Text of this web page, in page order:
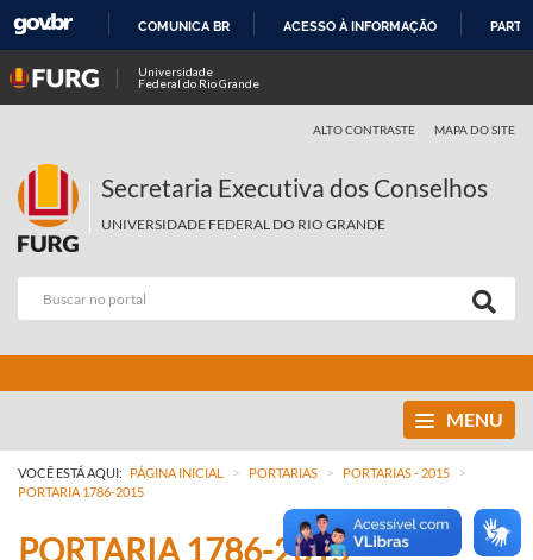
COMUNICA BR ACESSO À INFORMAÇÃO
Universidade
Federal do Rio Grande
ALTO CONTRASTE MAPA DO SITE
Secretaria Executiva dos Conselhos
UNIVERSIDADE FEDERAL DO RIO GRANDE
MENU
VOCÊ ESTÁ AQUI: PÁGINA INICIAL > PORTARIAS > PORTARIAS - 2015 >
PORTARIA 1786-2015
PORTARIA 1786-2015